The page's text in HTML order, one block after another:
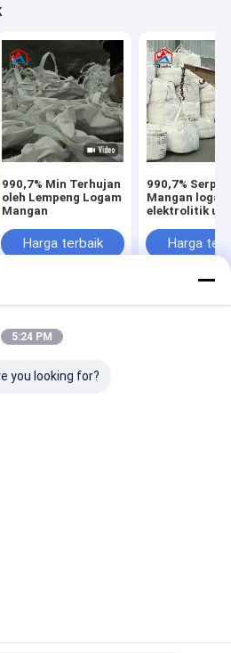
990,7% Min Terhujan
oleh Lempeng Logam
Mangan
Harga terbaik
990,7%
Mangan logam
elektrolitik
Harga
Hubungi
Desktop
Privacy Policy
Ltd. All Rights Reserved.
5:24 PM
you looking for?